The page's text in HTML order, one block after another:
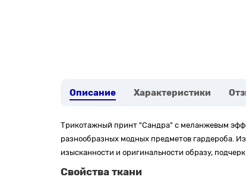
Описание Характеристики
Трикотажный принт "Сандра" с меланжевым
разнообразных модных предметов гардероба.
изысканности и оригинальности образу,
Свойства ткани